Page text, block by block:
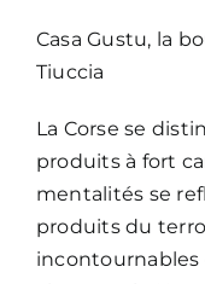
Casa Gustu, la
Tiuccia
La Corse se
produits à fort
mentalités se
produits du
incontournables